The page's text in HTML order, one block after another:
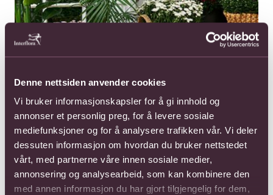
Denne nettsiden anvender cookies
Vi bruker informasjonskapsler for å gi innhold og
annonser et personlig preg, for å levere sosiale
mediefunksjoner og for å analysere trafikken vår. Vi deler
dessuten informasjon om hvordan du bruker nettstedet
vårt, med partnerne våre innen sosiale medier,
annonsering og analysearbeid, som kan kombinere den
med annen informasjon du har gjort tilgjengelig for dem,
Frilandskrysantemum finnes i de fleste farger, som rosa, lilla,
burgunder, rust- og gultoner og hvitt.